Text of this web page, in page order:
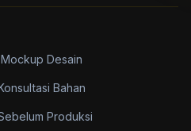
Desain
Bahan
Produksi